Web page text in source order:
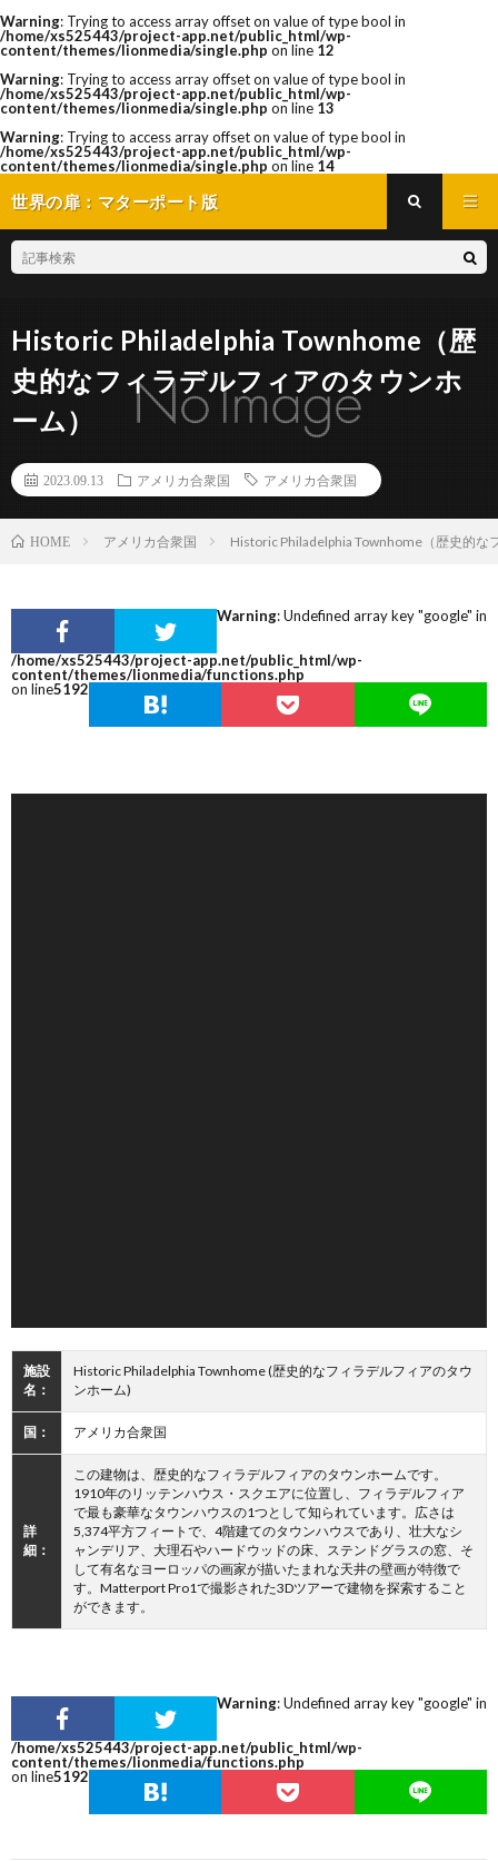
Warning: Trying to access array offset on value of type bool in
/home/xs525443/project-app.net/public_html/wp-
content/themes/lionmedia/single.php on line 12
Warning: Trying to access array offset on value of type bool in
/home/xs525443/project-app.net/public_html/wp-
content/themes/lionmedia/single.php on line 13
Warning: Trying to access array offset on value of type bool in
/home/xs525443/project-app.net/public_html/wp-
content/themes/lionmedia/single.php on line 14
世界の扉：マターポート版
Historic Philadelphia Townhome（歴
史的なフィラデルフィアのタウンホ
ーム）
2023.09.13 アメリカ合衆国 アメリカ合衆国
HOME アメリカ合衆国 Historic Philadelphia Townhome（歴史的な
Warning: Undefined array key "google" in
/home/xs525443/project-app.net/public_html/wp-
content/themes/lionmedia/functions.php
on line5192
施設
名：
Historic Philadelphia Townhome (歴史的なフィラデルフィアのタウ
ンホーム)
国： アメリカ合衆国
詳
細：
この建物は、歴史的なフィラデルフィアのタウンホームです。
1910年のリッテンハウス・スクエアに位置し、フィラデルフィア
で最も豪華なタウンハウスの1つとして知られています。広さは
5,374平方フィートで、4階建てのタウンハウスであり、壮大なシ
ャンデリア、大理石やハードウッドの床、ステンドグラスの窓、そ
して有名なヨーロッパの画家が描いたまれな天井の壁画が特徴で
す。Matterport Pro1で撮影された3Dツアーで建物を探索すること
ができます。
Warning: Undefined array key "google" in
/home/xs525443/project-app.net/public_html/wp-
content/themes/lionmedia/functions.php
on line5192